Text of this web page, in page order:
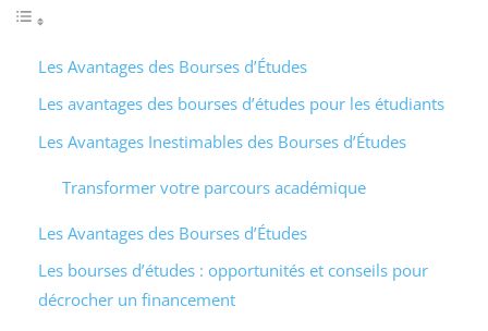
Les Avantages des Bourses d’Études
Les avantages des bourses d’études pour les étudiants
Les Avantages Inestimables des Bourses d’Études
Transformer votre parcours académique
Les Avantages des Bourses d’Études
Les bourses d’études : opportunités et conseils pour
décrocher un financement